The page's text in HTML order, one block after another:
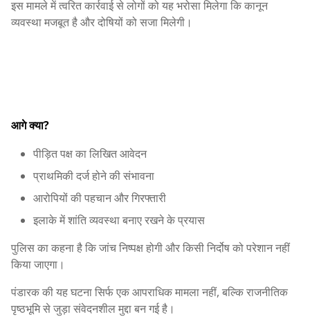
इस मामले में त्वरित कार्रवाई से लोगों को यह भरोसा मिलेगा कि कानून
व्यवस्था मजबूत है और दोषियों को सजा मिलेगी।
आगे क्या?
पीड़ित पक्ष का लिखित आवेदन
प्राथमिकी दर्ज होने की संभावना
आरोपियों की पहचान और गिरफ्तारी
इलाके में शांति व्यवस्था बनाए रखने के प्रयास
पुलिस का कहना है कि जांच निष्पक्ष होगी और किसी निर्दोष को परेशान नहीं
किया जाएगा।
पंडारक की यह घटना सिर्फ एक आपराधिक मामला नहीं, बल्कि राजनीतिक
पृष्ठभूमि से जुड़ा संवेदनशील मुद्दा बन गई है।